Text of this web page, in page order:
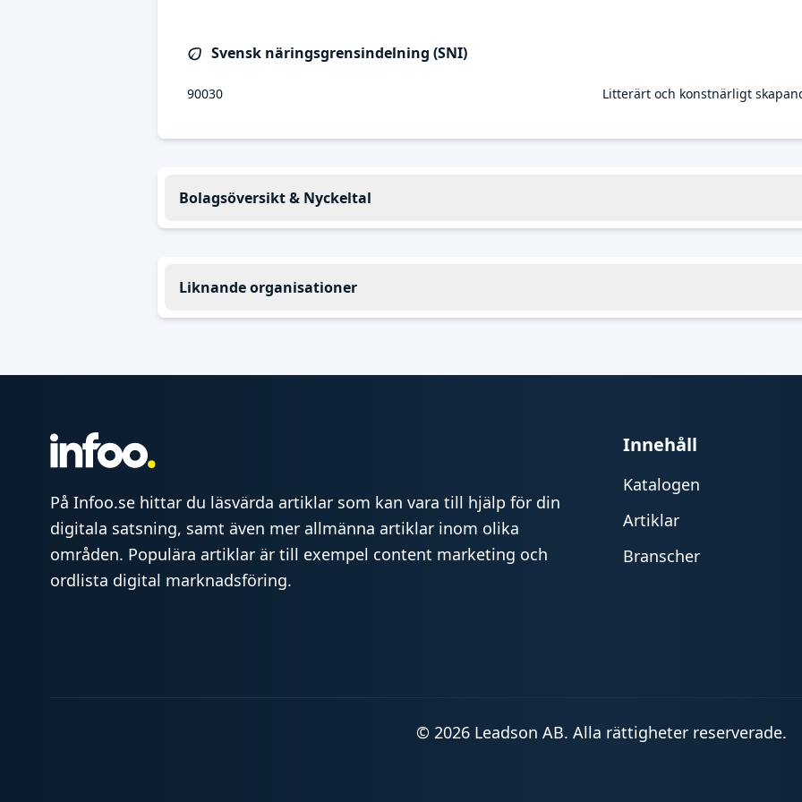
Svensk näringsgrensindelning (SNI)
90030 Litterärt och konstnärligt
Bolagsöversikt & Nyckeltal
Liknande organisationer
På Infoo.se hittar du läsvärda artiklar som kan vara till hjälp för din
digitala satsning, samt även mer allmänna artiklar inom olika
områden. Populära artiklar är till exempel content marketing och
ordlista digital marknadsföring.
Innehåll
Katalogen
Artiklar
Branscher
© 2026 Leadson AB. Alla rättigheter reserverade.